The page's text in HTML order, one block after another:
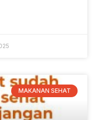
MAKANAN SEHAT